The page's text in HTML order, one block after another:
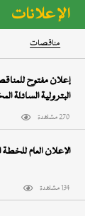
الإعلانات
ﻣﻨﺎﻗﺼﺎت
إعلان مفتوح
البترولية السائلة
اعتبارا من 16 ابريل 2018
270 مشاهدة
الإعلان العام للخطة
134 مشاهدة